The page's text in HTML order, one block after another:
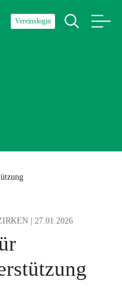
Vereinslogin
| 27.01.2026